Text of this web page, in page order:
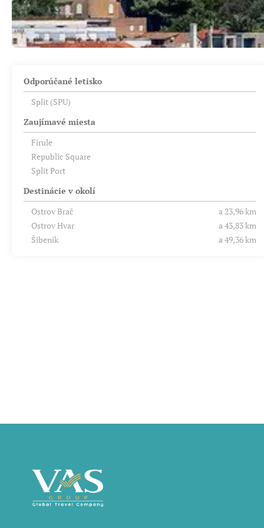
Odporúčané letisko
Split (SPU)
Zaujímavé miesta
Firule
Republic Square
Split Port
Destinácie v okolí
Ostrov Brač
a 23,96 km
Ostrov Hvar
a 43,83 km
Šibenik
a 49,36 km